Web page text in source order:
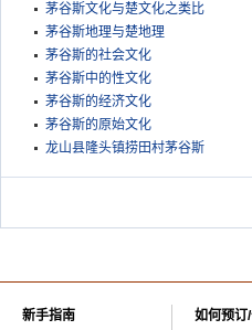
茅谷斯文化与楚文化之类比
茅谷斯地理与楚地理
茅谷斯的社会文化
茅谷斯中的性文化
茅谷斯的经济文化
茅谷斯的原始文化
龙山县隆头镇捞田村茅谷斯
新手指南
如何预订